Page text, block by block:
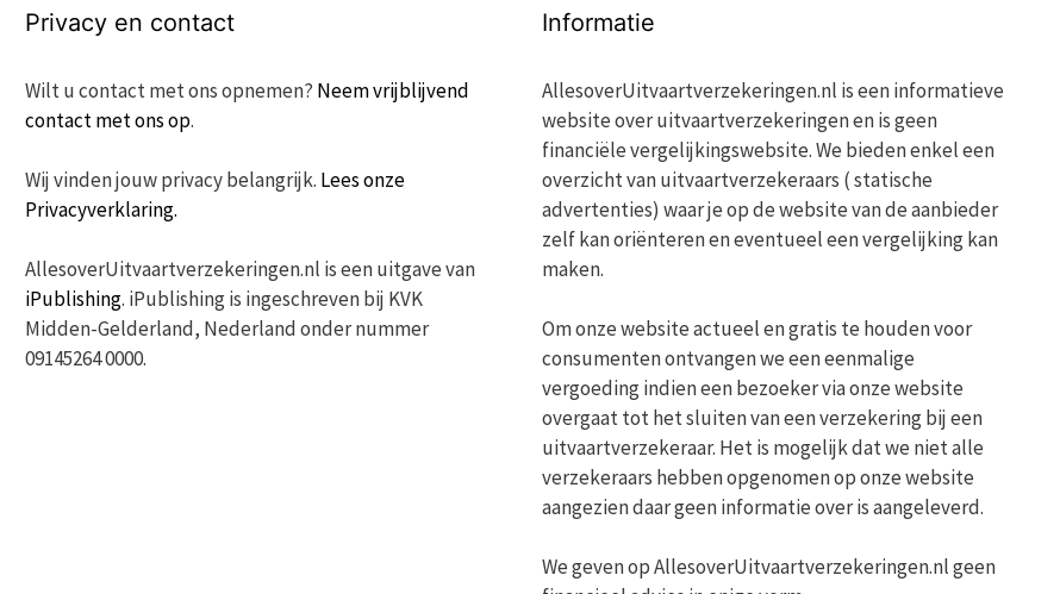
Privacy en contact
Wilt u contact met ons opnemen? Neem vrijblijvend
contact met ons op.
Wij vinden jouw privacy belangrijk. Lees onze
Privacyverklaring.
AllesoverUitvaartverzekeringen.nl is een uitgave van
iPublishing. iPublishing is ingeschreven bij KVK
Midden-Gelderland, Nederland onder nummer
09145264 0000.
Informatie
AllesoverUitvaartverzekeringen.nl is een informatieve
website over uitvaartverzekeringen en is geen
financiële vergelijkingswebsite. We bieden enkel een
overzicht van uitvaartverzekeraars ( statische
advertenties) waar je op de website van de aanbieder
zelf kan oriënteren en eventueel een vergelijking kan
maken.
Om onze website actueel en gratis te houden voor
consumenten ontvangen we een eenmalige
vergoeding indien een bezoeker via onze website
overgaat tot het sluiten van een verzekering bij een
uitvaartverzekeraar. Het is mogelijk dat we niet alle
verzekeraars hebben opgenomen op onze website
aangezien daar geen informatie over is aangeleverd.
We geven op AllesoverUitvaartverzekeringen.nl geen